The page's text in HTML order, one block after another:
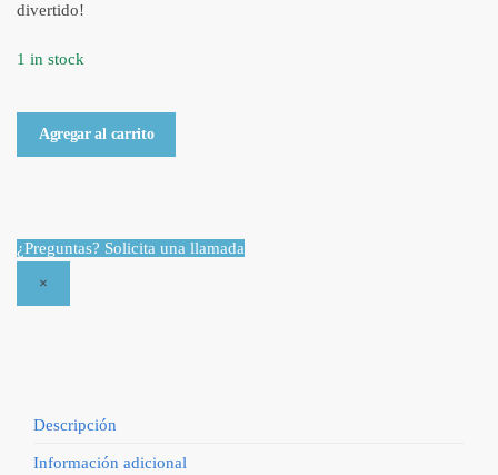
divertido!
1 in stock
Pajama
Bible
-
Agregar al carrito
¿Preguntas? Solicita una llamada
×
Descripción
Información adicional